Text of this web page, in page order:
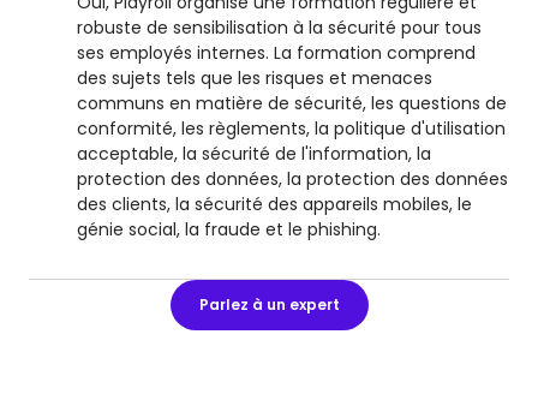
robuste de sensibilisation à la sécurité pour tous
ses employés internes. La formation comprend
des sujets tels que les risques et menaces
communs en matière de sécurité, les questions de
conformité, les règlements, la politique d'utilisation
acceptable, la sécurité de l'information, la
protection des données, la protection des données
des clients, la sécurité des appareils mobiles, le
génie social, la fraude et le phishing.
Parlez à un expert